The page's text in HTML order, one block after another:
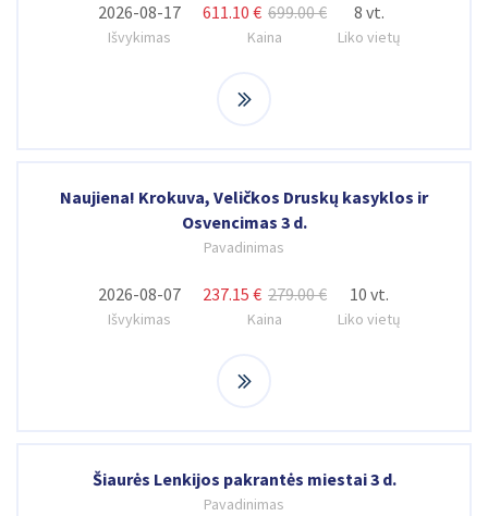
2026-08-17
Išvykimas
611.10 € 699.00 €
Kaina
8 vt.
Liko vietų
Naujiena! Krokuva, Veličkos Druskų kasyklos ir
Osvencimas 3 d.
Pavadinimas
2026-08-07
Išvykimas
237.15 € 279.00 €
Kaina
10 vt.
Liko vietų
Šiaurės Lenkijos pakrantės miestai 3 d.
Pavadinimas